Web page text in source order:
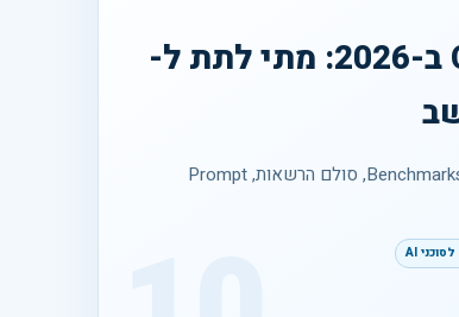
סוכני Computer Use ב-2026: מתי לתת ל-
סוכנים שפועלים בעכבר ובמקלדת - עם Benchmarks, סולם הרשאות, Prompt